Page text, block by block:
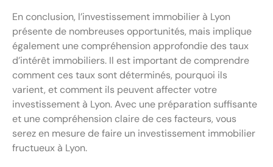
En conclusion, l’investissement immobilier à Lyon
présente de nombreuses opportunités, mais implique
également une compréhension approfondie des taux
d’intérêt immobiliers. Il est important de comprendre
comment ces taux sont déterminés, pourquoi ils
varient, et comment ils peuvent affecter votre
investissement à Lyon. Avec une préparation suffisante
et une compréhension claire de ces facteurs, vous
serez en mesure de faire un investissement immobilier
fructueux à Lyon.